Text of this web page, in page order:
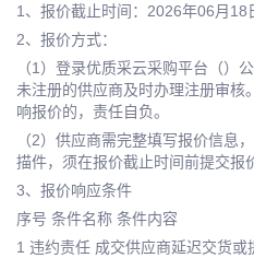
1、报价截止时间：2026年06月18
2、报价方式：
（1）登录优质采云采购平台（）
未注册的供应商及时办理注册审核
响报价的，责任自负。
（2）供应商需完整填写报价信息
描件，须在报价截止时间前提交报
3、报价响应条件
序号 条件名称 条件内容
1 违约责任 成交供应商延迟交货